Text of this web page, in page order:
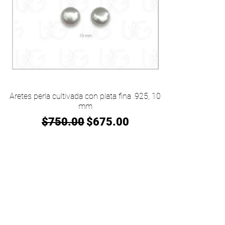
Vista rápida
Aretes perla cultivada con plata fina .925, 10
mm
Precio
$750.00 Precio de oferta
$675.00